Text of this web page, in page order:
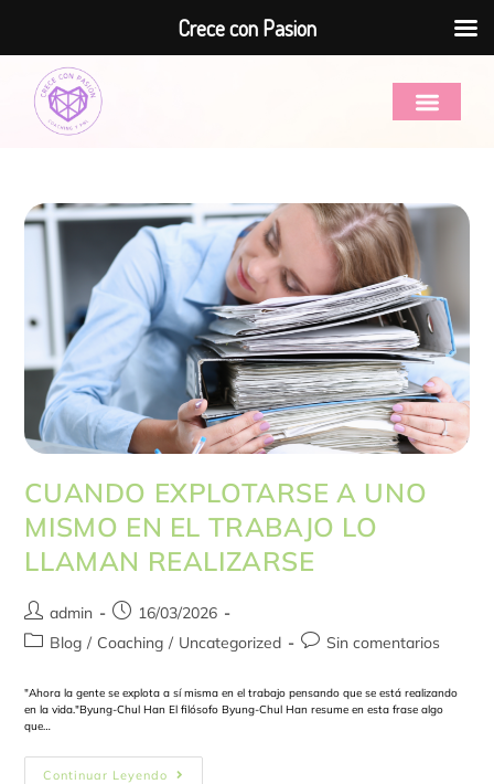
CUANDO EXPLOTARSE A UNO
MISMO EN EL TRABAJO LO
LLAMAN REALIZARSE
admin
16/03/2026
Blog / Coaching / Uncategorized Sin comentarios
"Ahora la gente se explota a sí misma en el trabajo pensando que se está realizando
en la vida."Byung-Chul Han El filósofo Byung-Chul Han resume en esta frase algo
que…
Continuar Leyendo
Crece con Pasion